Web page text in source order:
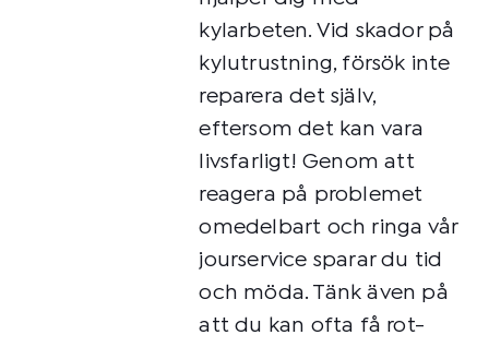
kylarbeten. Vid skador på
kylutrustning, försök inte
reparera det själv,
eftersom det kan vara
livsfarligt! Genom att
reagera på problemet
omedelbart och ringa vår
jourservice sparar du tid
och möda. Tänk även på
att du kan ofta få rot-